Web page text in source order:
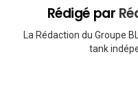
Rédigé par
La Rédaction du Groupe
tank